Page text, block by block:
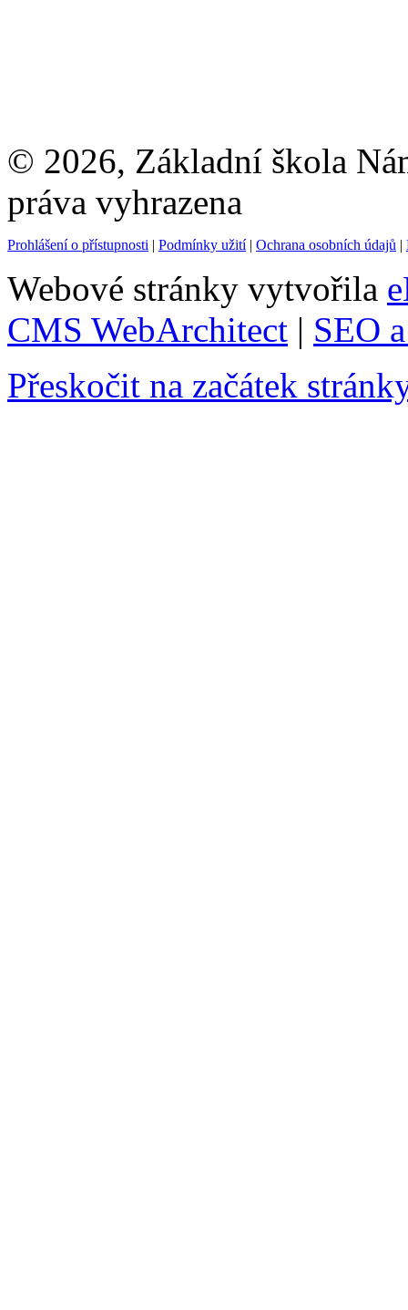
© 2026, Základní škola
práva vyhrazena
Prohlášení o přístupnosti | Podmínky užití| Ochrana osobních údajů |
Webové stránky vytvořila
CMS WebArchitect | SEO
Přeskočit na začátek